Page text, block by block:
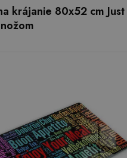
krájanie 80x52 cm Just